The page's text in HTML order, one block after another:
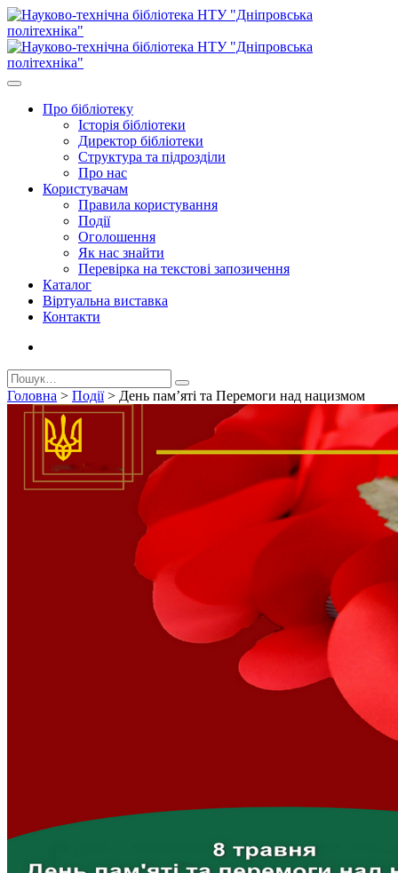
Про бiблiотеку
Історія бібліотеки
Директор бiблiотеки
Структура та підрозділи
Про нас
Користувачам
Правила користування
Події
Оголошення
Як нас знайти
Перевірка на текстові запозичення
Каталог
Віртуальна виставка
Контакти
Головна > Події> День пам’яті та Перемоги над нацизмом